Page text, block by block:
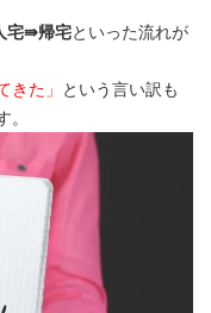
宅⇛帰宅といった流れが
きた」 という言い訳も